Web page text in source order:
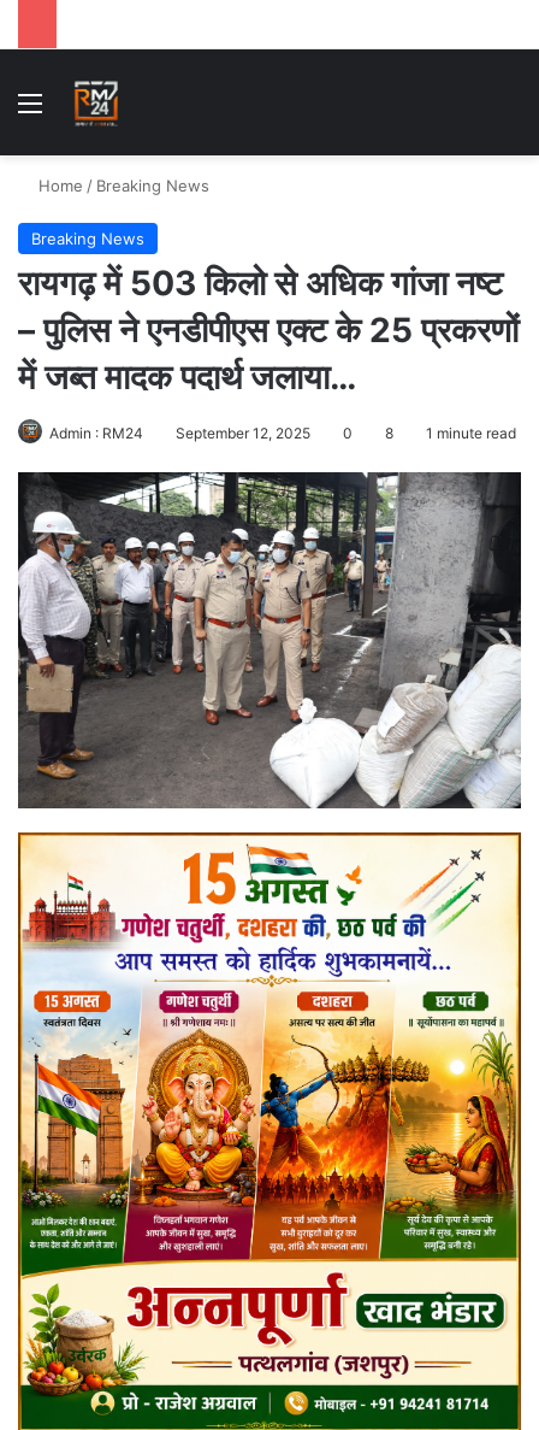
Menu
Home / Breaking News
Breaking News
रायगढ़ में 503 किलो से अधिक गांजा नष्ट
– पुलिस ने एनडीपीएस एक्ट के 25 प्रकरणों
में जब्त मादक पदार्थ जलाया…
Admin : RM24 September 12, 2025 0 8 1 minute read